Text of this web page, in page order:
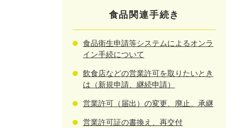
食品関連手続き
食品衛生申請等システムによるオンラ
イン手続について
飲食店などの営業許可を取りたいとき
は（新規申請、継続申請）
営業許可（届出）の変更、廃止、承継
営業許可証の書換え、再交付